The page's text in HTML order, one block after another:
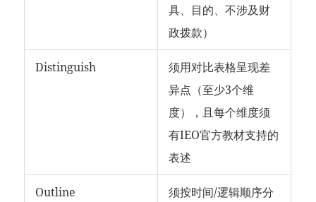
具、目的、不涉及财
政拨款）
Distinguish
须用对比表格呈现差
异点（至少3个维
度），且每个维度须
有IEO官方教材支持的
表述
Outline
须按时间/逻辑顺序分